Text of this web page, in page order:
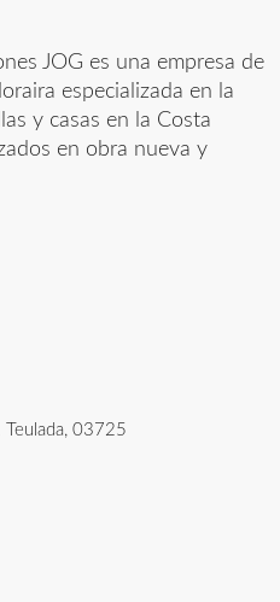
JOG es una empresa de
especializada en la
y casas en la Costa
en obra nueva y
03725​